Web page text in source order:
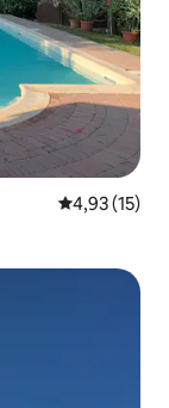
Priemerné
4,93 (15)